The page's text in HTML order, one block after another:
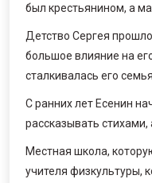
был крестьянином, а
Детство Сергея
большое влияние на
сталкивалась его семья.
С ранних лет Есенин
рассказывать
Местная школа,
учителя физкультуры,